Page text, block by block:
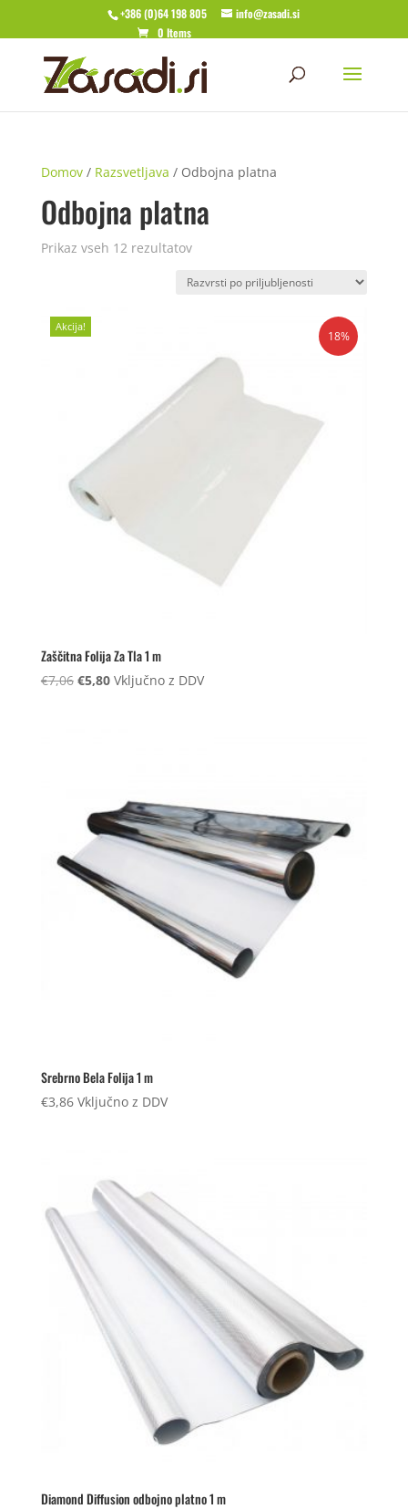
+386 (0)64 198 805
info@zasadi.si
0 Items
Domov/ Razsvetljava / Odbojna platna
Odbojna platna
Prikaz vseh 12 rezultatovRazvrščeno
priljubljenosti
18%
Akcija!
Zaščitna Folija Za Tla 1 m
€7,06 Izvirna
€5,80Trenutna
Vključno z DDV
Srebrno Bela Folija 1 m
€3,86 Vključno z DDV
Diamond Diffusion odbojno platno 1 m